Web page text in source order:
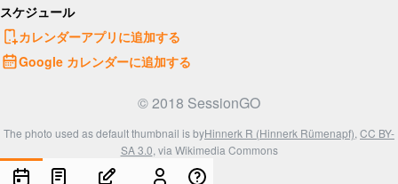
スケジュール
カレンダーアプリに追加する
Google カレンダーに追加する
© 2018 SessionGO
The photo used as default thumbnail is byHinnerk R (Hinnerk Rümenapf),CC BY-
SA 3.0, via Wikimedia Commons